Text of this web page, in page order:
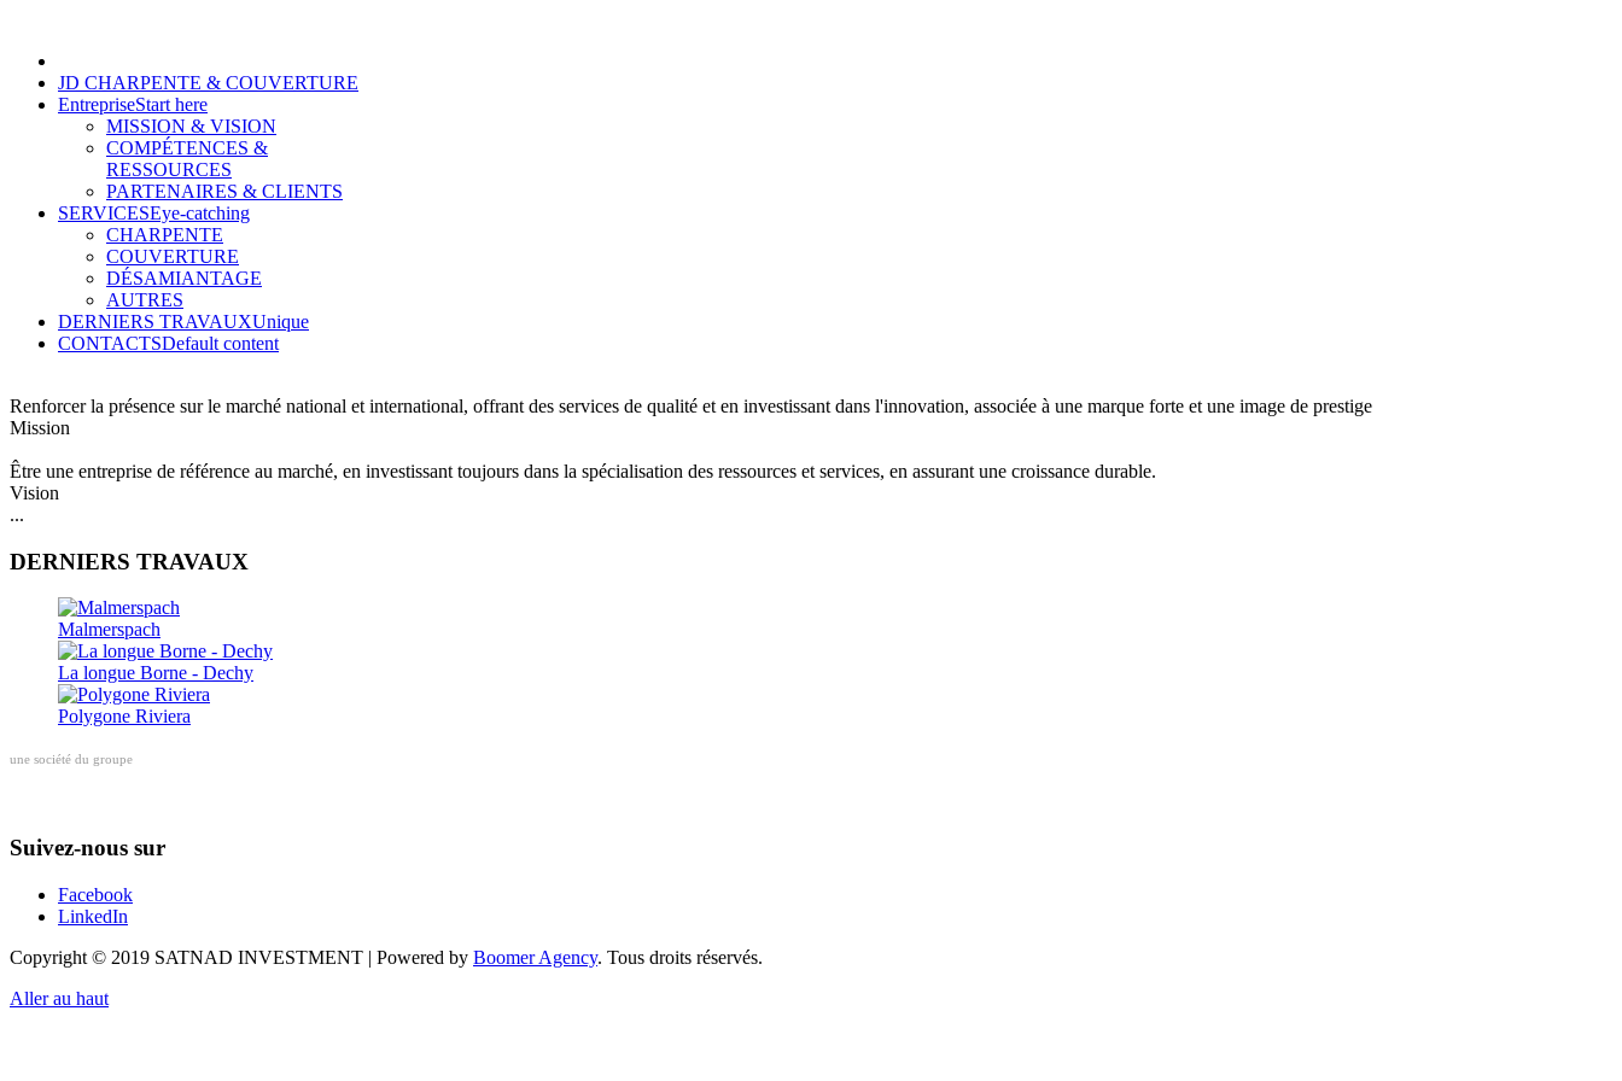
JD CHARPENTE & COUVERTURE
EntrepriseStart here
MISSION & VISION
COMPÉTENCES &
RESSOURCES
PARTENAIRES & CLIENTS
SERVICESEye-catching
CHARPENTE
COUVERTURE
DÉSAMIANTAGE
AUTRES
DERNIERS TRAVAUXUnique
CONTACTSDefault content
Renforcer la présence sur le marché national et international, offrant des services de qualité et en investissant dans l'innovation, associée à une marque forte et une image de prestige
Mission
Être une entreprise de référence au marché, en investissant toujours dans la spécialisation des ressources et services, en assurant une croissance durable.
Vision
...
DERNIERS TRAVAUX
Malmerspach
La longue Borne - Dechy
Polygone Riviera
une société du groupe
Suivez-nous sur
Facebook
LinkedIn
Copyright © 2019 SATNAD INVESTMENT | Powered by Boomer Agency. Tous droits réservés.
Aller au haut